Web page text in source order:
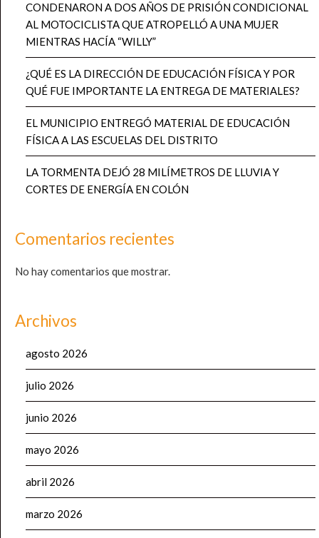
CONDENARON A DOS AÑOS DE PRISIÓN CONDICIONAL
AL MOTOCICLISTA QUE ATROPELLÓ A UNA MUJER
MIENTRAS HACÍA “WILLY”
¿QUÉ ES LA DIRECCIÓN DE EDUCACIÓN FÍSICA Y POR
QUÉ FUE IMPORTANTE LA ENTREGA DE MATERIALES?
EL MUNICIPIO ENTREGÓ MATERIAL DE EDUCACIÓN
FÍSICA A LAS ESCUELAS DEL DISTRITO
LA TORMENTA DEJÓ 28 MILÍMETROS DE LLUVIA Y
CORTES DE ENERGÍA EN COLÓN
Comentarios recientes
No hay comentarios que mostrar.
Archivos
agosto 2026
julio 2026
junio 2026
mayo 2026
abril 2026
marzo 2026